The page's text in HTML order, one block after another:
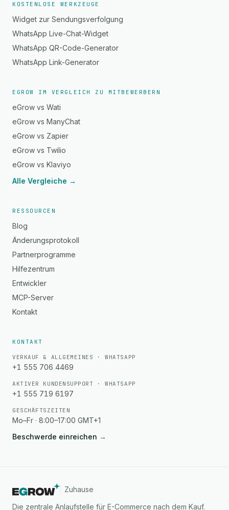
KOSTENLOSE WERKZEUGE
Widget zur Sendungsverfolgung
WhatsApp Live-Chat-Widget
WhatsApp QR-Code-Generator
WhatsApp Link-Generator
EGROW IM VERGLEICH ZU MITBEWERBERN
eGrow vs Wati
eGrow vs ManyChat
eGrow vs Zapier
eGrow vs Twilio
eGrow vs Klaviyo
Alle Vergleiche →
RESSOURCEN
Blog
Änderungsprotokoll
Partnerprogramme
Hilfezentrum
Entwickler
MCP-Server
Kontakt
KONTAKT
VERKAUF & ALLGEMEINES · WHATSAPP
+1 555 706 4469
AKTIVER KUNDENSUPPORT · WHATSAPP
+1 555 719 6197
GESCHÄFTSZEITEN
Mo–Fr · 8:00–17:00 GMT+1
Beschwerde einreichen →
Zuhause
Die zentrale Anlaufstelle für E-Commerce nach dem Kauf.